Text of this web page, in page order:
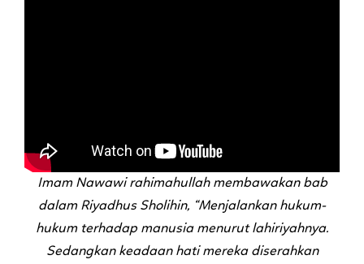
Imam Nawawi rahimahullah membawakan bab
dalam Riyadhus Sholihin, “Menjalankan hukum-
hukum terhadap manusia menurut lahiriyahnya.
Sedangkan keadaan hati mereka diserahkan